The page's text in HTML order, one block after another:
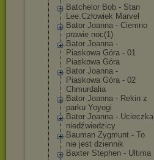
Batchelor Bob - Stan
Lee.Człowiek Marvel
Bator Joanna - Ciemno
prawie noc(1)
Bator Joanna -
Piaskowa Góra - 01
Piaskowa Góra
Bator Joanna -
Piaskowa Góra - 02
Chmurdalia
Bator Joanna - Rekin z
parku Yoyogi
Bator Joanna - Ucieczka
niedźwiedzicy
Bauman Zygmunt - To
nie jest dziennik
Baxter Stephen - Ultima